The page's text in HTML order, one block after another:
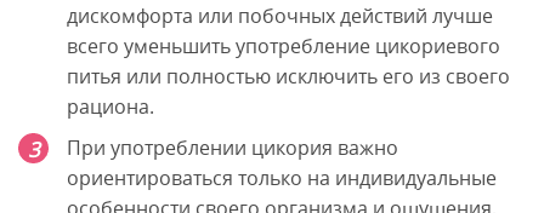
дискомфорта или побочных действий лучше
всего уменьшить употребление цикориевого
питья или полностью исключить его из своего
рациона.
При употреблении цикория важно
ориентироваться только на индивидуальные